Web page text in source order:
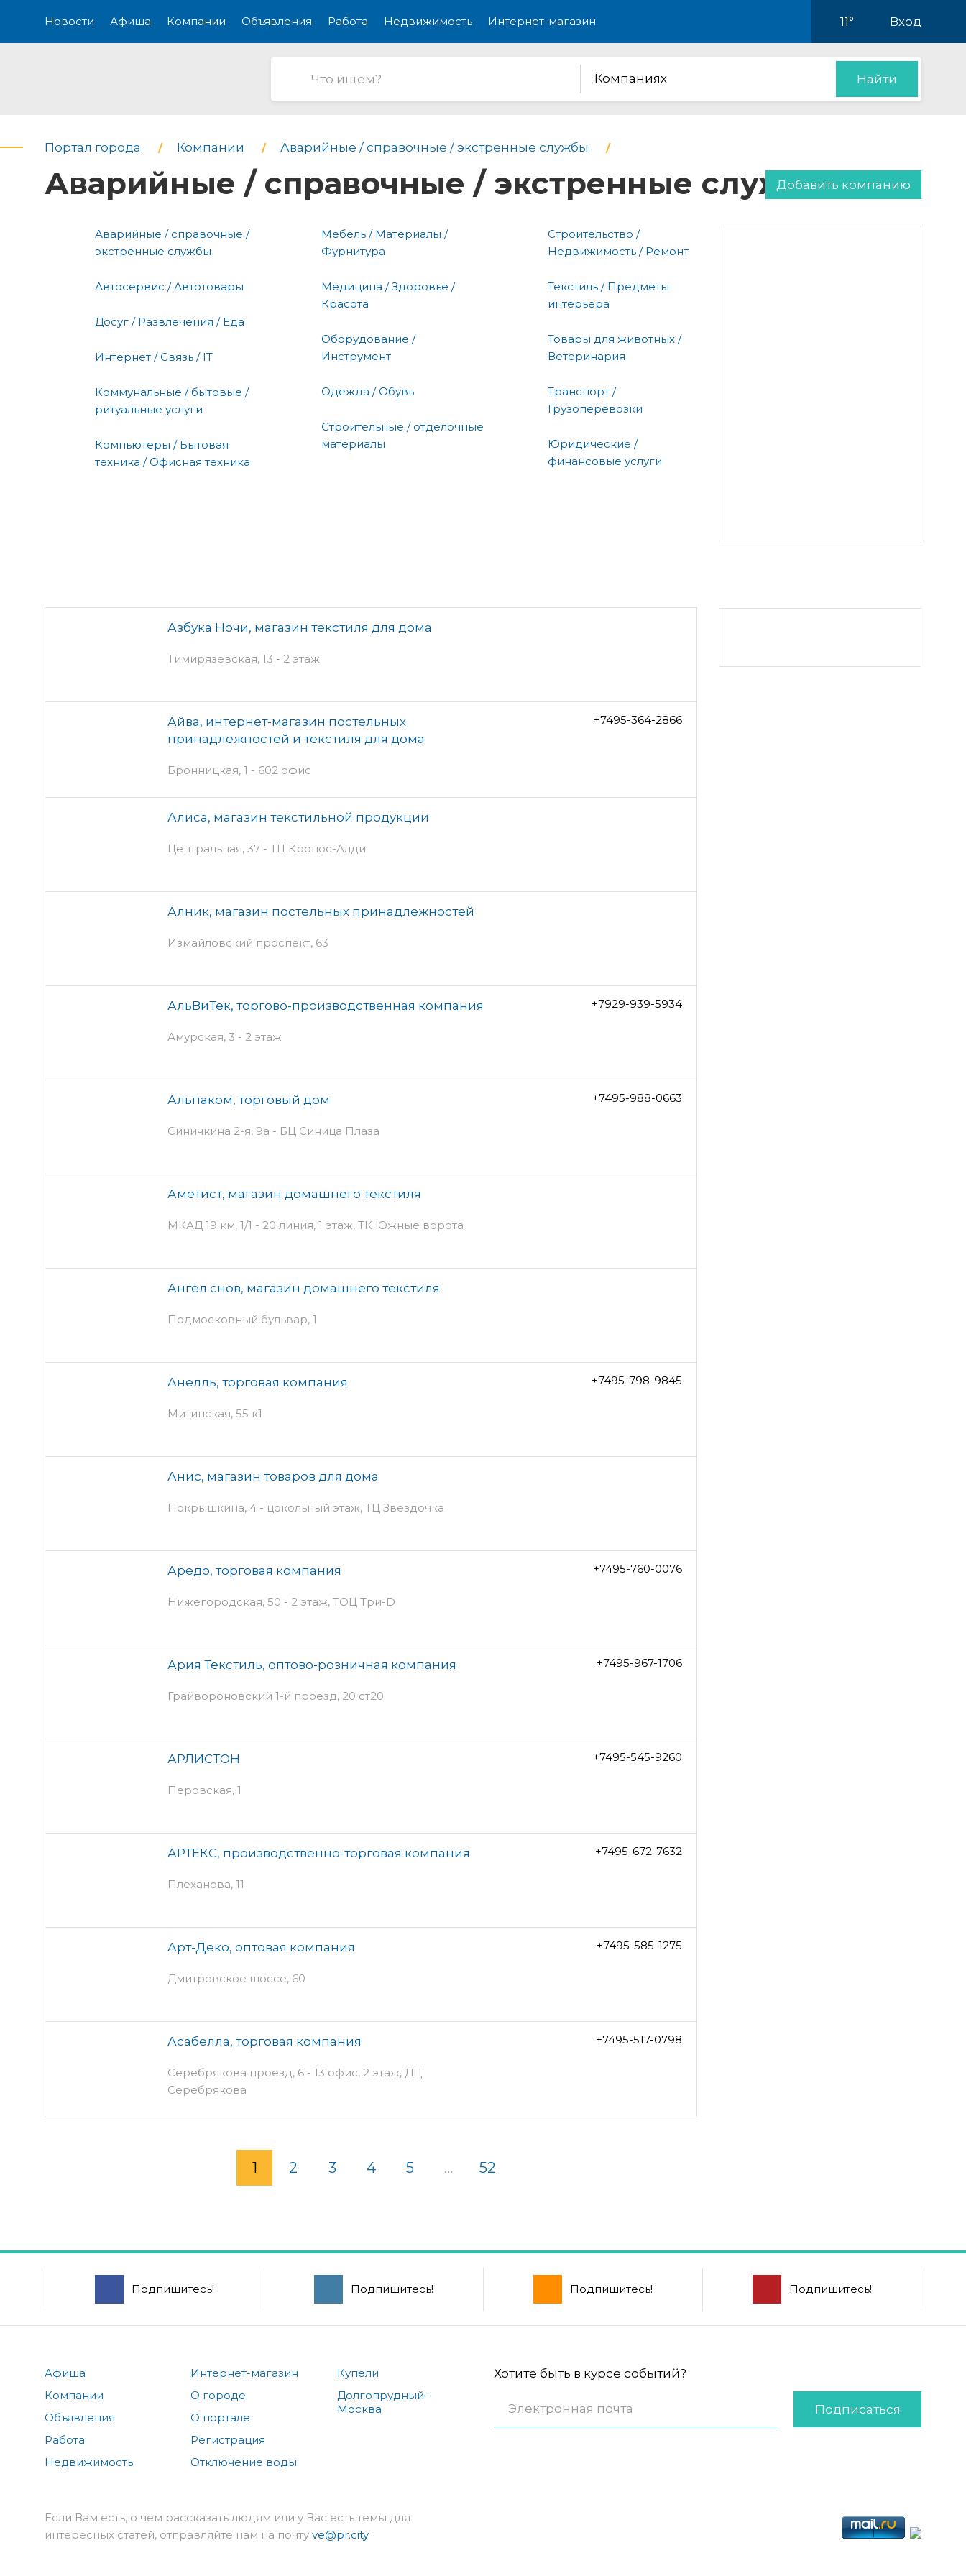
Новости Афиша Компании Объявления Работа Недвижимость Интернет-магазин 11° Вход
Компаниях Найти
Портал города Компании Аварийные / справочные / экстренные службы
Аварийные / справочные / экстренные службыДобавить компанию
Аварийные / справочные /
экстренные службы
Автосервис / Автотовары
Досуг / Развлечения / Еда
Интернет / Связь / IT
Коммунальные / бытовые /
ритуальные услуги
Компьютеры / Бытовая
техника / Офисная техника
Мебель / Материалы /
Фурнитура
Медицина / Здоровье /
Красота
Оборудование /
Инструмент
Одежда / Обувь
Строительные / отделочные
материалы
Строительство /
Недвижимость / Ремонт
Текстиль / Предметы
интерьера
Товары для животных /
Ветеринария
Транспорт /
Грузоперевозки
Юридические /
финансовые услуги
Азбука Ночи, магазин текстиля для дома
Тимирязевская, 13 - 2 этаж
Айва, интернет-магазин постельных
принадлежностей и текстиля для дома
Бронницкая, 1 - 602 офис
+7495-364-2866
Алиса, магазин текстильной продукции
Центральная, 37 - ТЦ Кронос-Алди
Алник, магазин постельных принадлежностей
Измайловский проспект, 63
АльВиТек, торгово-производственная компания
Амурская, 3 - 2 этаж
+7929-939-5934
Альпаком, торговый дом
Синичкина 2-я, 9а - БЦ Синица Плаза
+7495-988-0663
Аметист, магазин домашнего текстиля
МКАД 19 км, 1/1 - 20 линия, 1 этаж, ТК Южные ворота
Ангел снов, магазин домашнего текстиля
Подмосковный бульвар, 1
Анелль, торговая компания
Митинская, 55 к1
+7495-798-9845
Анис, магазин товаров для дома
Покрышкина, 4 - цокольный этаж, ТЦ Звездочка
Аредо, торговая компания
Нижегородская, 50 - 2 этаж, ТОЦ Три-D
+7495-760-0076
Ария Текстиль, оптово-розничная компания
Грайвороновский 1-й проезд, 20 ст20
+7495-967-1706
АРЛИСТОН
Перовская, 1
+7495-545-9260
АРТЕКС, производственно-торговая компания
Плеханова, 11
+7495-672-7632
Арт-Деко, оптовая компания
Дмитровское шоссе, 60
+7495-585-1275
Асабелла, торговая компания
Серебрякова проезд, 6 - 13 офис, 2 этаж, ДЦ
Серебрякова
+7495-517-0798
1 2 3 4 5 ... 52
Подпишитесь! Подпишитесь! Подпишитесь! Подпишитесь!
Афиша
Компании
Объявления
Работа
Недвижимость
Интернет-магазин
О городе
О портале
Регистрация
Отключение воды
Купели
Долгопрудный -
Москва
Хотите быть в курсе событий?
Подписаться
Если Вам есть, о чем рассказать людям или у Вас есть темы для
интересных статей, отправляйте нам на почту ve@pr.city